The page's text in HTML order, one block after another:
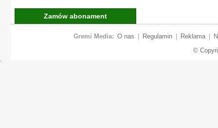
Zamów abonament
Gremi Media: O nas Regulamin Reklama
©